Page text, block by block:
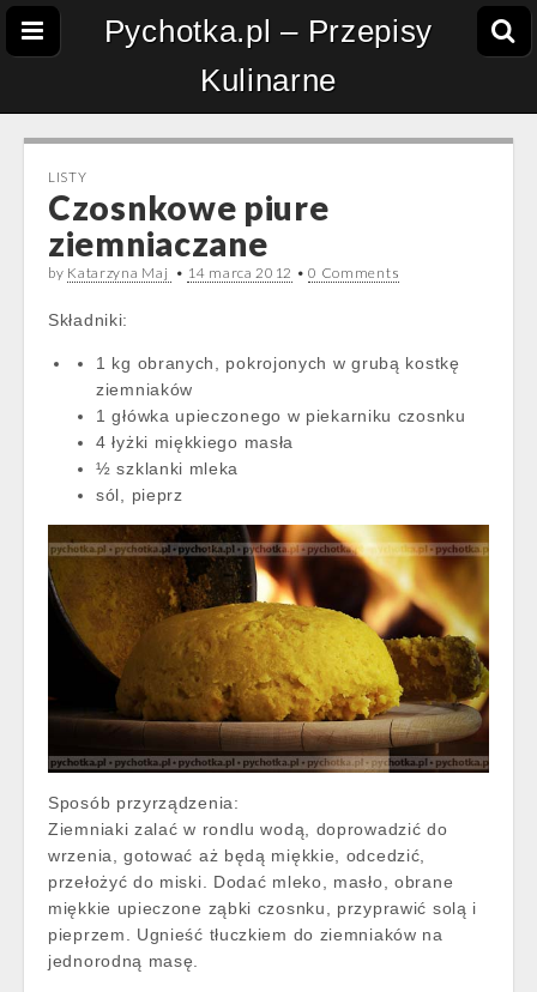
Pychotka.pl – Przepisy
Kulinarne
LISTY
Czosnkowe piure
ziemniaczane
by Katarzyna Maj • 14 marca 2012 •0 Comments
Składniki:
1 kg obranych, pokrojonych w grubą kostkę
ziemniaków
1 główka upieczonego w piekarniku czosnku
4 łyżki miękkiego masła
½ szklanki mleka
sól, pieprz
Sposób przyrządzenia:
Ziemniaki zalać w rondlu wodą, doprowadzić do
wrzenia, gotować aż będą miękkie, odcedzić,
przełożyć do miski. Dodać mleko, masło, obrane
miękkie upieczone ząbki czosnku, przyprawić solą i
pieprzem. Ugnieść tłuczkiem do ziemniaków na
jednorodną masę.